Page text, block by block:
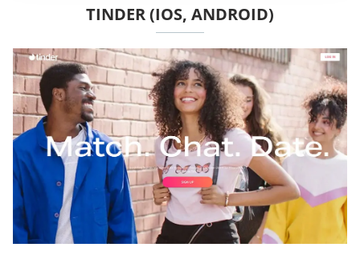
TINDER (IOS, ANDROID)